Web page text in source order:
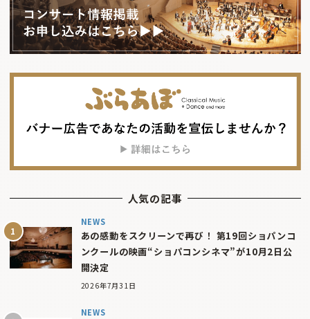
人気の記事
NEWS
あの感動をスクリーンで再び！ 第19回ショパンコ
ンクールの映画“ショパコンシネマ”が10月2日公
開決定
2026年7月31日
NEWS